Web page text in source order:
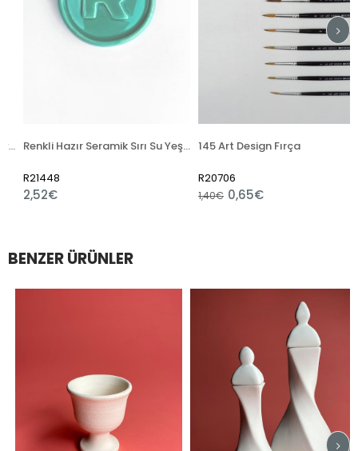
Renkli Hazır Seramik Sırı Su Yeşili 6135 (1050 °C)
R21448
2,52€
145 Art Design Fırça
R20706
0,65€
1,40€
BENZER ÜRÜNLER